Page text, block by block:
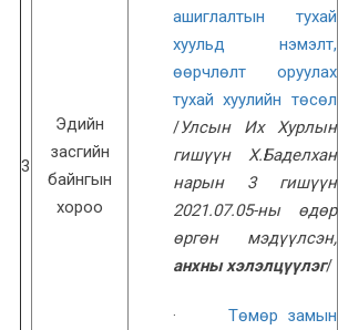
3
Эдийн
засгийн
байнгын
хороо
ашиглалтын тухай
хуульд нэмэлт,
өөрчлөлт оруулах
тухай хуулийн төсөл
/Улсын Их Хурлын
гишүүн Х.Баделхан
нарын 3 гишүүн
2021.07.05-ны өдөр
өргөн мэдүүлсэн,
анхны хэлэлцүүлэг/
· Төмөр замын